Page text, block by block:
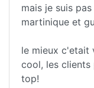
mais je suis
martinique et
le mieux c'etait
cool, les clients
top!